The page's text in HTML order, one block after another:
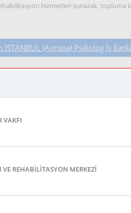
hizmetleri sunarak, topluma
İSTANBUL (Avrupa) Psikolog İş
VAKFI
REHABILITASYON MERKEZI